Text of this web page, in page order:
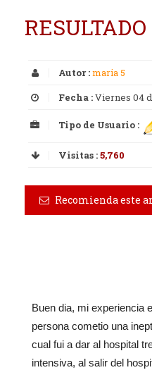
Autor :maria 5
Fecha :Viernes 04
Tipo de Usuario :
Visitas :5,760
Recomienda este
Buen dia, mi experiencia
persona cometio una
cual fui a dar al hospital
intensiva, al salir del